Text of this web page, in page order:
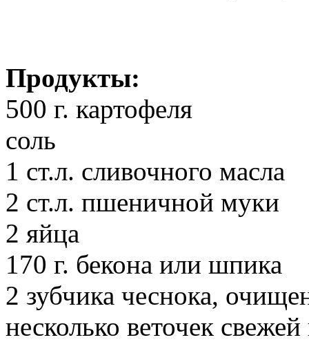
Продукты:
500 г. картофеля
соль
1 ст.л. сливочного масла
2 ст.л. пшеничной муки
2 яйца
170 г. бекона или шпика
2 зубчика чеснока,
несколько веточек